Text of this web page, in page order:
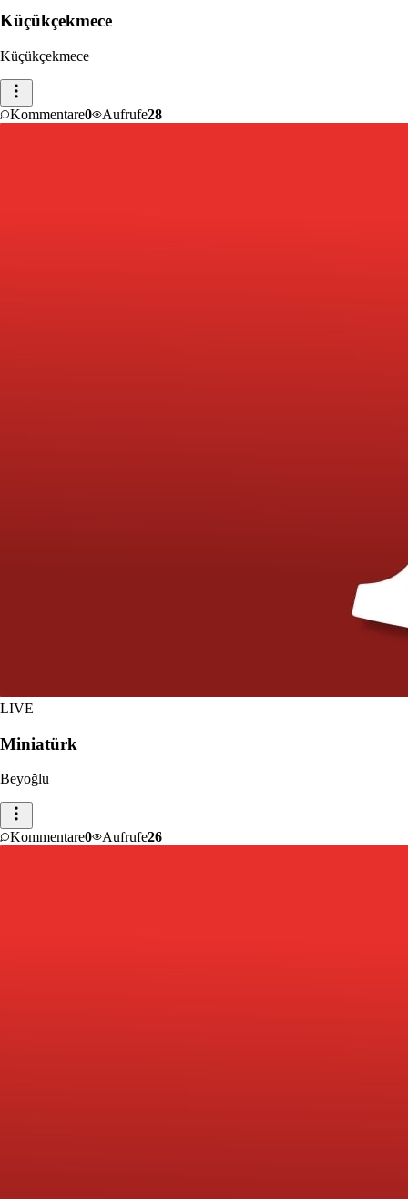
Küçükçekmece
Küçükçekmece
Kommentare0 Aufrufe28
LIVE
Miniatürk
Beyoğlu
Kommentare0 Aufrufe26